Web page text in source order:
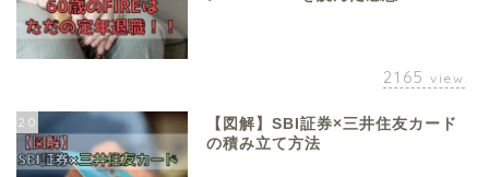
2165 view
20
【図解】SBI証券×三井住友カード
の積み立て方法